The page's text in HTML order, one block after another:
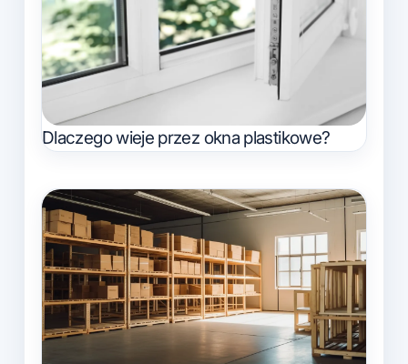
Dlaczego wieje przez okna plastikowe?